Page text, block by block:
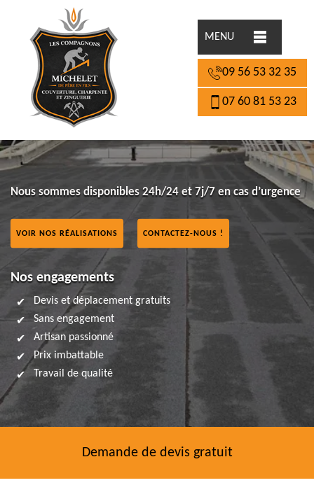
MENU
09 56 53 32 35
07 60 81 53 23
Nous sommes disponibles 24h/24 et 7j/7 en cas d’urgence
VOIR NOS RÉALISATIONS CONTACTEZ-NOUS !
Nos engagements
Devis et déplacement gratuits
Sans engagement
Artisan passionné
Prix imbattable
Travail de qualité
Demande de devis gratuit